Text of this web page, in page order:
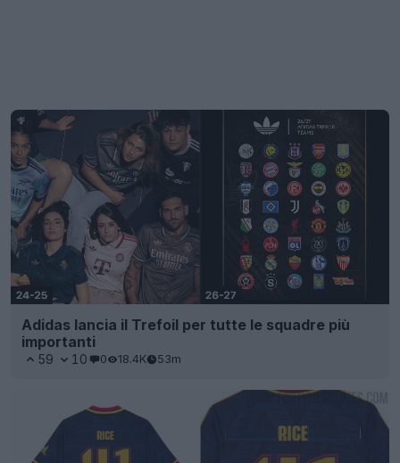
Adidas lancia il Trefoil per tutte le squadre più
importanti
59 10 0 18.4K 53m